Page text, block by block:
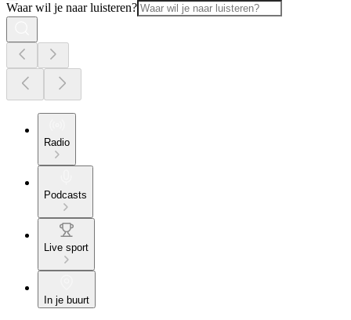
Waar wil je naar luisteren?
Radio
Podcasts
Live sport
In je buurt